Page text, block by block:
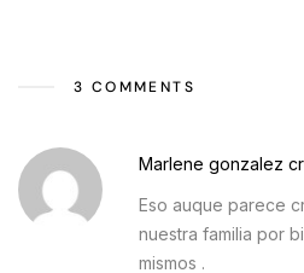
3 COMMENTS
Marlene gonzalez
Eso auque parece
nuestra familia por
mismos .